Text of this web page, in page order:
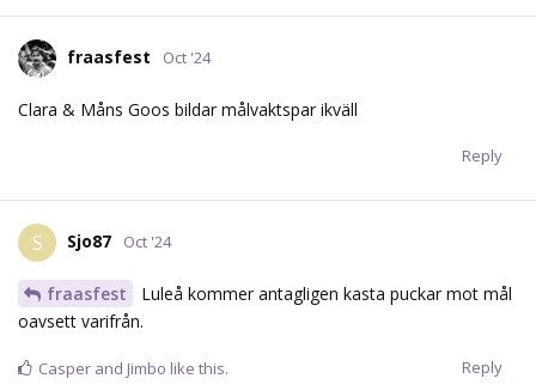
fraasfest Oct '24
Clara & Måns Goos bildar målvaktspar ikväll
Reply
S Sjo87 Oct '24
fraasfest
Luleå kommer antagligen kasta puckar mot mål
oavsett varifrån.
Reply
Casper and Jimbo like this.